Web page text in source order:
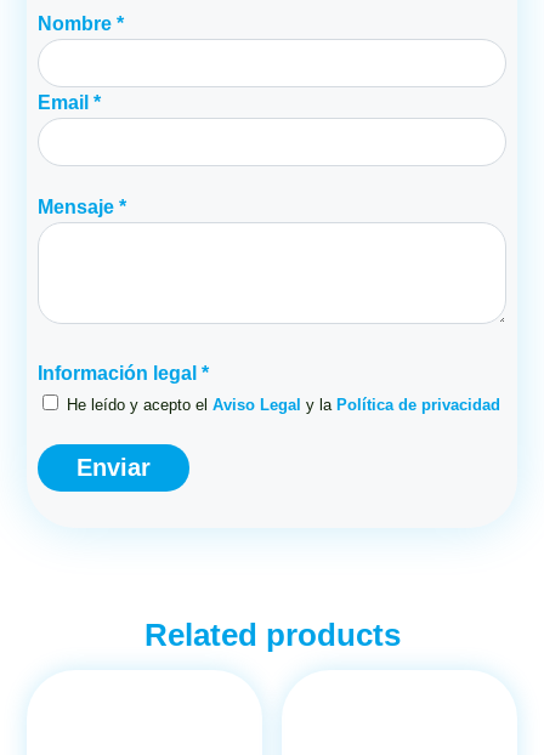
Nombre *
Email *
Mensaje *
Información legal *
He leído y acepto elAviso Legal y laPolítica de privacidad
Related products